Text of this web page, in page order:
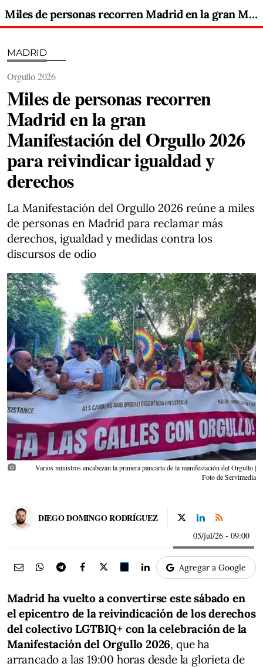
Miles de personas recorren Madrid en la gran Manifestación del Orgullo 2026 para reivindicar igualdad y derechos
MADRID
Orgullo 2026
Miles de personas recorren
Madrid en la gran
Manifestación del Orgullo 2026
para reivindicar igualdad y
derechos
La Manifestación del Orgullo 2026 reúne a miles
de personas en Madrid para reclamar más
derechos, igualdad y medidas contra los
discursos de odio
photo_camera
Varios ministros encabezan la primera pancarta de la manifestación del Orgullo |
Foto de Servimedia
DIEGO DOMINGO RODRÍGUEZ
05/jul/26 - 09:00
Agregar a Google
Madrid ha vuelto a convertirse este sábado en
el epicentro de la reivindicación de los derechos
del colectivo LGTBIQ+ con la celebración de la
Manifestación del Orgullo 2026, que ha
arrancado a las 19:00 horas desde la glorieta de